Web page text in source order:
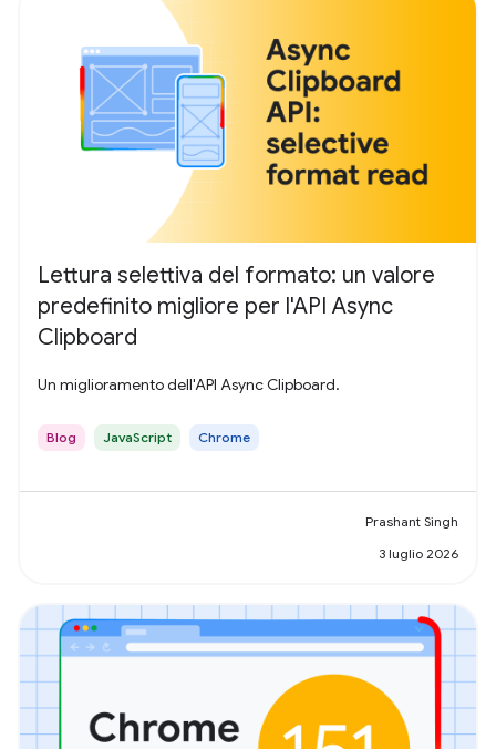
Lettura selettiva del formato: un valore
predefinito migliore per l'API Async
Clipboard
Un miglioramento dell'API Async Clipboard.
Blog JavaScript Chrome
Prashant Singh
3 luglio 2026